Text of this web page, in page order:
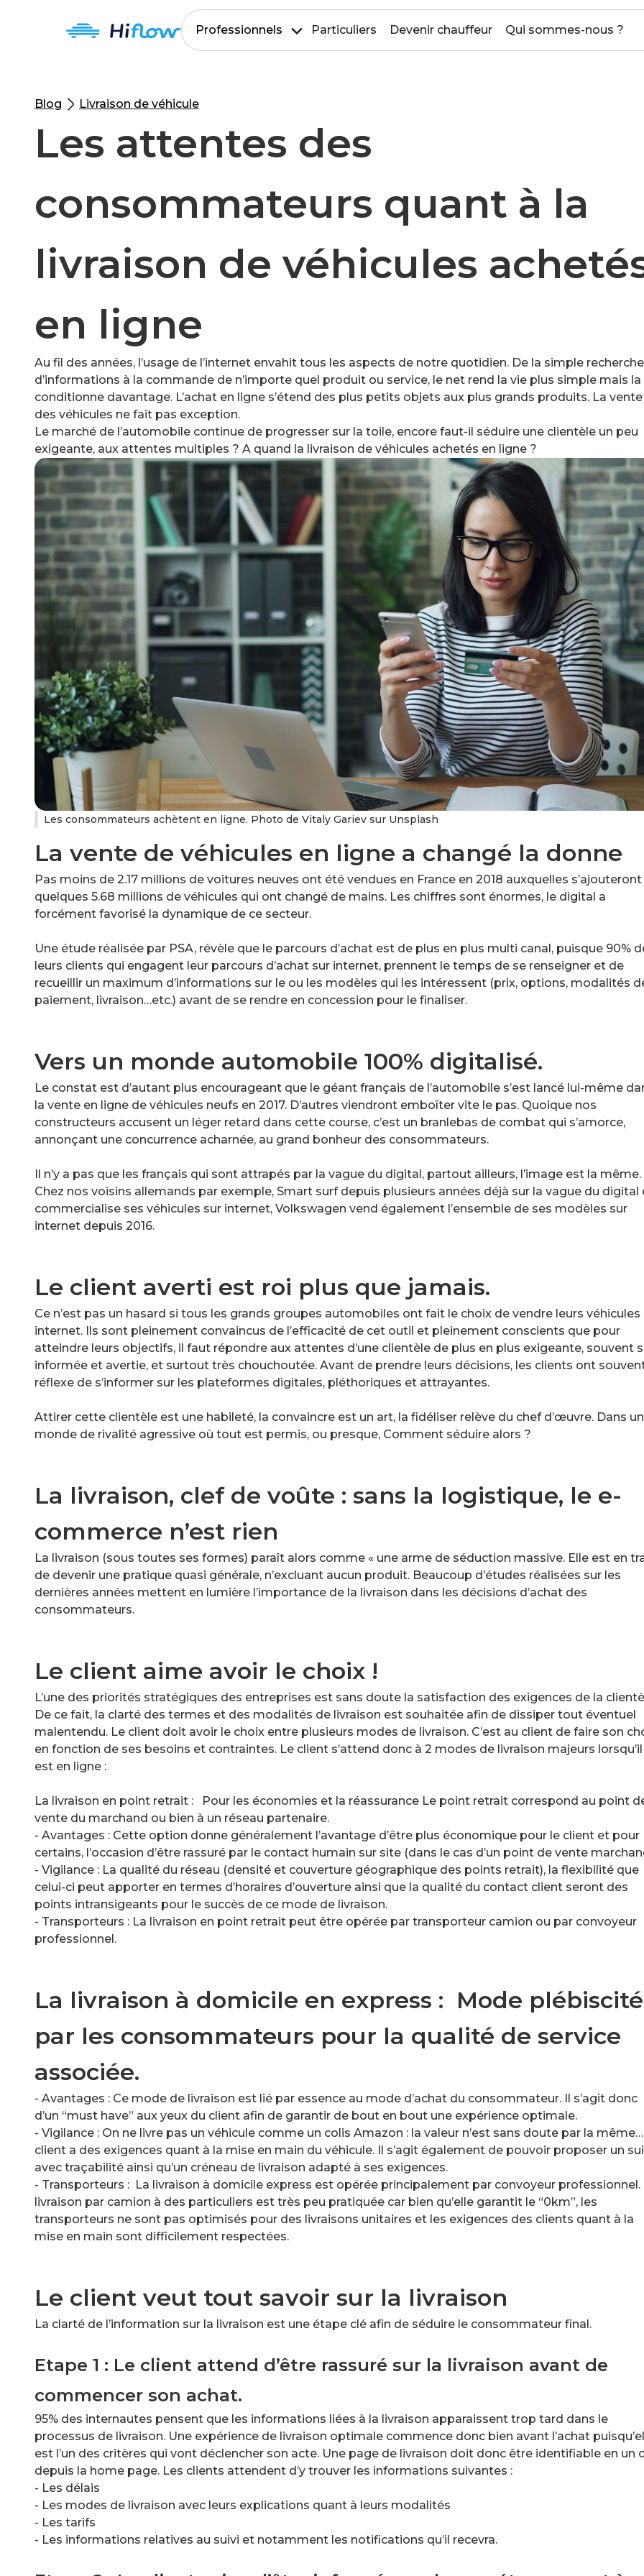
Professionnels Particuliers Devenir chauffeur Qui sommes-nous ?
Blog Livraison de véhicule
Les attentes des
consommateurs quant à la
livraison de véhicules
en ligne
Au fil des années, l’usage de l’internet envahit tous les aspects de notre quotidien. De la simple recherche
d’informations à la commande de n’importe quel produit ou service, le net rend la vie plus simple mais la
conditionne davantage. L’achat en ligne s’étend des plus petits objets aux plus grands produits. La vente
des véhicules ne fait pas exception.
Le marché de l’automobile continue de progresser sur la toile, encore faut-il séduire une clientèle un peu
exigeante, aux attentes multiples ? A quand la livraison de véhicules achetés en ligne ?
Les consommateurs achètent en ligne. Photo de Vitaly Gariev sur Unsplash
La vente de véhicules en ligne a changé la donne
Pas moins de 2.17 millions de voitures neuves ont été vendues en France en 2018 auxquelles s’ajouteront
quelques 5.68 millions de véhicules qui ont changé de mains. Les chiffres sont énormes, le digital a
forcément favorisé la dynamique de ce secteur.
Une étude réalisée par PSA, révèle que le parcours d’achat est de plus en plus multi canal, puisque 90%
leurs clients qui engagent leur parcours d’achat sur internet, prennent le temps de se renseigner et de
recueillir un maximum d’informations sur le ou les modèles qui les intéressent (prix, options, modalités
paiement, livraison…etc.) avant de se rendre en concession pour le finaliser.
Vers un monde automobile 100% digitalisé.
Le constat est d’autant plus encourageant que le géant français de l’automobile s’est lancé lui-même
la vente en ligne de véhicules neufs en 2017. D’autres viendront emboîter vite le pas. Quoique nos
constructeurs accusent un léger retard dans cette course, c’est un branlebas de combat qui s’amorce,
annonçant une concurrence acharnée, au grand bonheur des consommateurs.
Il n’y a pas que les français qui sont attrapés par la vague du digital, partout ailleurs, l’image est la même.
Chez nos voisins allemands par exemple, Smart surf depuis plusieurs années déjà sur la vague du digital
commercialise ses véhicules sur internet, Volkswagen vend également l’ensemble de ses modèles sur
internet depuis 2016.
Le client averti est roi plus que jamais.
Ce n’est pas un hasard si tous les grands groupes automobiles ont fait le choix de vendre leurs véhicules
internet. Ils sont pleinement convaincus de l’efficacité de cet outil et pleinement conscients que pour
atteindre leurs objectifs, il faut répondre aux attentes d’une clientèle de plus en plus exigeante, souvent
informée et avertie, et surtout très chouchoutée. Avant de prendre leurs décisions, les clients ont
réflexe de s’informer sur les plateformes digitales, pléthoriques et attrayantes.
Attirer cette clientèle est une habileté, la convaincre est un art, la fidéliser relève du chef d’œuvre. Dans un
monde de rivalité agressive où tout est permis, ou presque, Comment séduire alors ?
La livraison, clef de voûte : sans la logistique, le e-
commerce n’est rien
La livraison (sous toutes ses formes) paraît alors comme « une arme de séduction massive. Elle est en
de devenir une pratique quasi générale, n’excluant aucun produit. Beaucoup d’études réalisées sur les
dernières années mettent en lumière l’importance de la livraison dans les décisions d’achat des
consommateurs.
Le client aime avoir le choix !
L’une des priorités stratégiques des entreprises est sans doute la satisfaction des exigences de la
De ce fait, la clarté des termes et des modalités de livraison est souhaitée afin de dissiper tout éventuel
malentendu. Le client doit avoir le choix entre plusieurs modes de livraison. C’est au client de faire son
en fonction de ses besoins et contraintes. Le client s’attend donc à 2 modes de livraison majeurs lorsqu’il
est en ligne :
La livraison en point retrait : Pour les économies et la réassurance Le point retrait correspond au point
vente du marchand ou bien à un réseau partenaire.
- Avantages : Cette option donne généralement l’avantage d’être plus économique pour le client et pour
certains, l’occasion d’être rassuré par le contact humain sur site (dans le cas d’un point de vente
- Vigilance : La qualité du réseau (densité et couverture géographique des points retrait), la flexibilité que
celui-ci peut apporter en termes d’horaires d’ouverture ainsi que la qualité du contact client seront des
points intransigeants pour le succès de ce mode de livraison.
- Transporteurs : La livraison en point retrait peut être opérée par transporteur camion ou par convoyeur
professionnel.
La livraison à domicile en express : Mode plébiscité
par les consommateurs pour la qualité de service
associée.
- Avantages : Ce mode de livraison est lié par essence au mode d’achat du consommateur. Il s’agit donc
d’un “must have” aux yeux du client afin de garantir de bout en bout une expérience optimale.
- Vigilance : On ne livre pas un véhicule comme un colis Amazon : la valeur n’est sans doute par la
client a des exigences quant à la mise en main du véhicule. Il s’agit également de pouvoir proposer un
avec traçabilité ainsi qu’un créneau de livraison adapté à ses exigences.
- Transporteurs : La livraison à domicile express est opérée principalement par convoyeur professionnel.
livraison par camion à des particuliers est très peu pratiquée car bien qu’elle garantit le “0km”, les
transporteurs ne sont pas optimisés pour des livraisons unitaires et les exigences des clients quant à la
mise en main sont difficilement respectées.
Le client veut tout savoir sur la livraison
La clarté de l’information sur la livraison est une étape clé afin de séduire le consommateur final.
Etape 1 : Le client attend d’être rassuré sur la livraison avant de
commencer son achat.
95% des internautes pensent que les informations liées à la livraison apparaissent trop tard dans le
processus de livraison. Une expérience de livraison optimale commence donc bien avant l’achat
est l’un des critères qui vont déclencher son acte. Une page de livraison doit donc être identifiable en un
depuis la home page. Les clients attendent d’y trouver les informations suivantes :
- Les délais
- Les modes de livraison avec leurs explications quant à leurs modalités
- Les tarifs
- Les informations relatives au suivi et notamment les notifications qu’il recevra.